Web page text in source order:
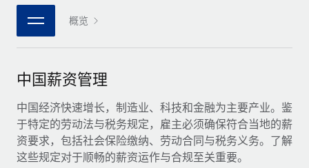
连接 新的
使用我们的 MCP 将任何人工智能工具与 Remote 平台相连
借助核心业务工具简化流程
服务
咨询专家
与我们携手合作
战略技术合作伙伴
与我们共探合作机遇
Remote Build 即将推出
集成与人工智能自动化咨询
职位描述库
网络研讨会
活动
新闻室
薪金与人才洞察
洞察中心
Português (Portugal)
日本語
한국어
中文（简体）
概览
中国薪资管理
中国经济快速增长，制造业、科技和金融为主要产业。鉴
于特定的劳动法与税务规定，雇主必须确保符合当地的薪
资要求，包括社会保险缴纳、劳动合同与税务义务。了解
这些规定对于顺畅的薪资运作与合规至关重要。